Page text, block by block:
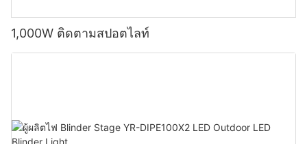
1,000W ติดตามสปอตไลท์